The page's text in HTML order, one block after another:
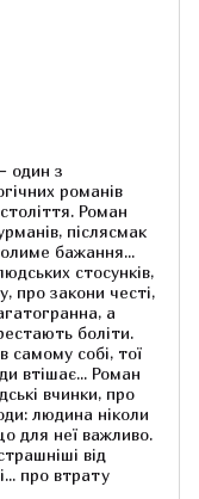
один з
романів
Роман
післясмак
бажання...
стосунків,
про закони честі,
а
боліти.
самому собі, тої
втішає... Роман
вчинки, про
людина ніколи
для неї важливо.
від
про втрату